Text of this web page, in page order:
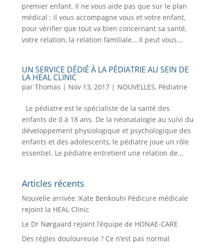
premier enfant. Il ne vous aide pas que sur le plan
médical : il vous accompagne vous et votre enfant,
pour vérifier que tout va bien concernant sa santé,
votre relation, la relation familiale… Il peut vous...
UN SERVICE DÉDIÉ À LA PÉDIATRIE AU SEIN DE
LA HEAL CLINIC
par Thomas | Nov 13, 2017| NOUVELLES, Pédiatrie
Le pédiatre est le spécialiste de la santé des
enfants de 0 à 18 ans. De la néonatalogie au suivi du
développement physiologique et psychologique des
enfants et des adolescents, le pédiatre joue un rôle
essentiel. Le pédiatre entretient une relation de...
Articles récents
Nouvelle arrivée :Kate Benkouhi Pédicure médicale
rejoint la HEAL Clinic
Le Dr Nørgaard rejoint l’équipe de HONAE-CARE
Des règles douloureuse ? Ce n’est pas normal